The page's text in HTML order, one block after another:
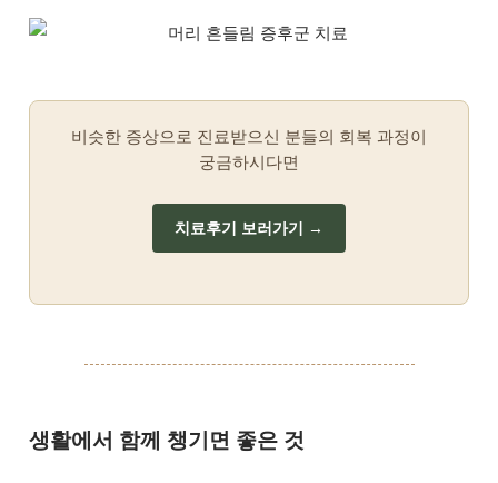
비슷한 증상으로 진료받으신 분들의 회복 과정이
궁금하시다면
치료후기 보러가기 →
생활에서 함께 챙기면 좋은 것